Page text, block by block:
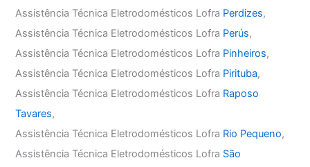
Assistência Técnica Eletrodomésticos Lofra Perdizes,
Assistência Técnica Eletrodomésticos Lofra Perús,
Assistência Técnica Eletrodomésticos Lofra Pinheiros,
Assistência Técnica Eletrodomésticos Lofra Pirituba,
Assistência Técnica Eletrodomésticos Lofra Raposo
Tavares,
Assistência Técnica Eletrodomésticos Lofra Rio Pequeno,
Assistência Técnica Eletrodomésticos Lofra São